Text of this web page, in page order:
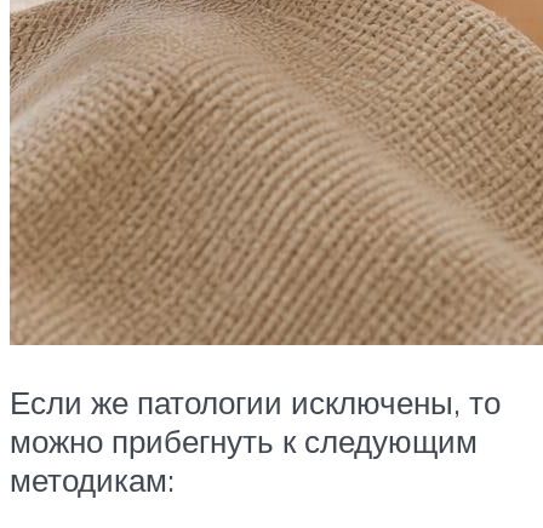
Если же патологии исключены, то
можно прибегнуть к следующим
методикам: